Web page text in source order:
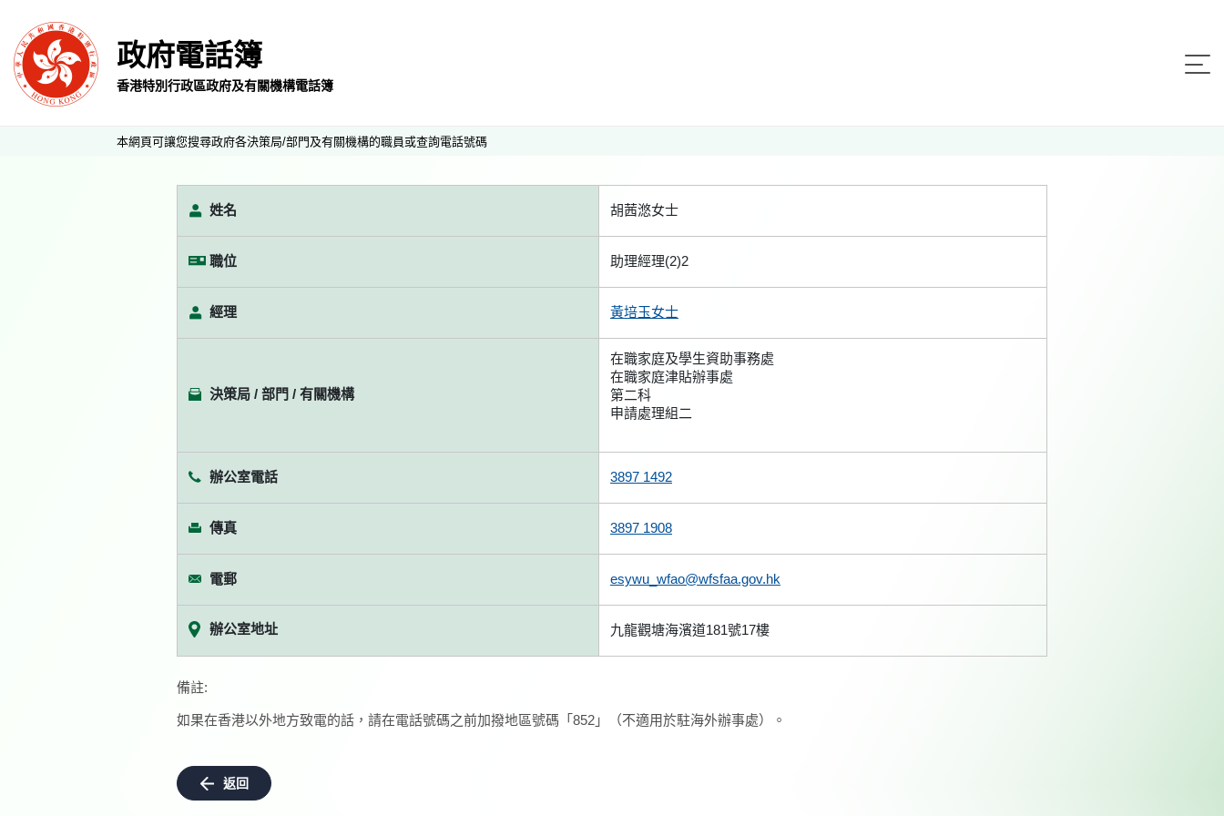
政府電話簿
香港特別行政區政府及有關機構電話簿
本網頁可讓您搜尋政府各決策局/部門及有關機構的職員或查詢電話號碼
姓名 胡茜滺女士
職位 助理經理(2)2
經理 黃培玉女士
決策局 / 部門 / 有關機構
在職家庭及學生資助事務處
在職家庭津貼辦事處
第二科
申請處理組二
辦公室電話 3897 1492
傳真 3897 1908
電郵 esywu_wfao@wfsfaa.gov.hk
辦公室地址 九龍觀塘海濱道181號17樓
備註:
如果在香港以外地方致電的話，請在電話號碼之前加撥地區號碼「852」（不適用於駐海外辦事處）。
返回